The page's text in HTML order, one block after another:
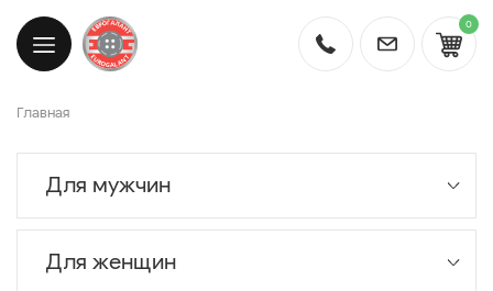
0
Главная
Для мужчин
Для женщин